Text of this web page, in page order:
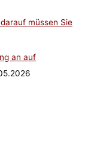
müssen Sie
an auf